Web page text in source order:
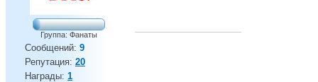
Группа: Фанаты
Сообщений: 9
Репутация: 20
Награды: 1